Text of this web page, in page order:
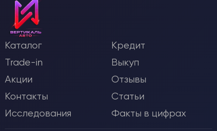
Каталог
Кредит
Trade-in
Выкуп
Акции
Отзывы
Контакты
Статьи
Исследования
Факты в цифрах